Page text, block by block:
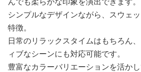
シンプルなデザインながら、スウェ
特徴。
日常のリラックスタイムはもちろん
ィブなシーンにも対応可能です。
豊富なカラーバリエーションを活か